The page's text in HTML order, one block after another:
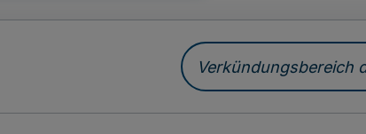
Verkündungsbereich